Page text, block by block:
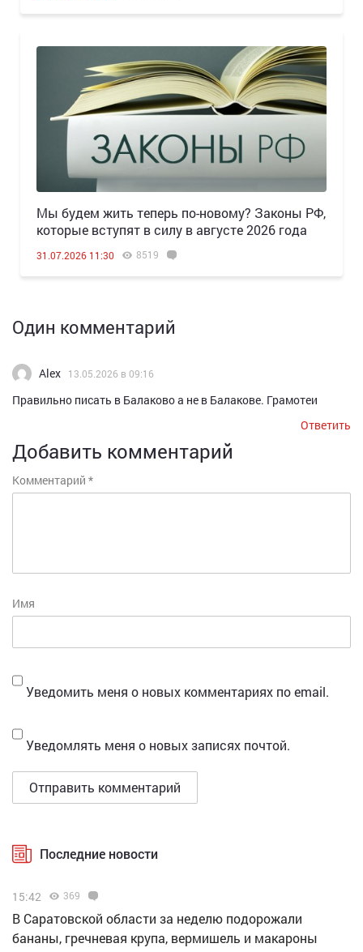
Мы будем жить теперь по-новому? Законы РФ,
которые вступят в силу в августе 2026 года
31.07.2026 11:30 8519
Один комментарий
Alex 13.05.2026 в 09:16
Правильно писать в Балаково а не в Балакове. Грамотеи
Ответить
Добавить комментарий
Комментарий *
Имя
Уведомить меня о новых комментариях по email.
Уведомлять меня о новых записях почтой.
Последние новости
15:42 369
В Саратовской области за неделю подорожали
бананы, гречневая крупа, вермишель и макароны